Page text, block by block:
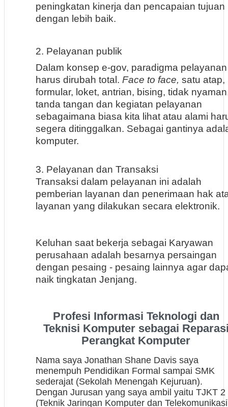
peningkatan kinerja dan pencapaian tujuan
dengan lebih baik.
2. Pelayanan publik
Dalam konsep e-gov, paradigma pelayanan
harus dirubah total. Face to face, satu atap,
formular, loket, antrian, bising, tidak
tanda tangan dan kegiatan pelayanan
sebagaimana biasa kita lihat atau alami
segera ditinggalkan. Sebagai gantinya
komputer.
3. Pelayanan dan Transaksi
Transaksi dalam pelayanan ini adalah
pemberian layanan dan penerimaan hak
layanan yang dilakukan secara elektronik.
Keluhan saat bekerja sebagai Karyawan
perusahaan adalah besarnya persaingan
dengan pesaing - pesaing lainnya agar
naik tingkatan Jenjang.
Profesi Informasi Teknologi dan
Teknisi Komputer sebagai
Perangkat Komputer
Nama saya Jonathan Shane Davis saya
menempuh Pendidikan Formal sampai SMK
sederajat (Sekolah Menengah Kejuruan).
Dengan Jurusan yang saya ambil yaitu TJKT 2
(Teknik Jaringan Komputer dan